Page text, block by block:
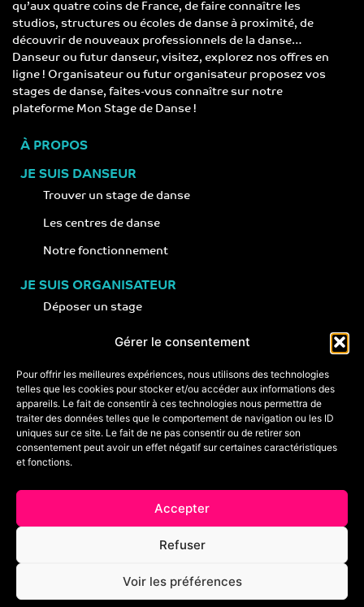
Gérer le consentement
Pour offrir les meilleures expériences, nous utilisons des technologies
telles que les cookies pour stocker et/ou accéder aux informations des
appareils. Le fait de consentir à ces technologies nous permettra de
traiter des données telles que le comportement de navigation ou les ID
uniques sur ce site. Le fait de ne pas consentir ou de retirer son
consentement peut avoir un effet négatif sur certaines caractéristiques
et fonctions.
Accepter
Refuser
Voir les préférences
qu’aux quatre coins de France, de faire connaître les
studios, structures ou écoles de danse à proximité, de
découvrir de nouveaux professionnels de la danse…
Danseur ou futur danseur, visitez, explorez nos offres en
ligne ! Organisateur ou futur organisateur proposez vos
stages de danse, faites-vous connaître sur notre
plateforme Mon Stage de Danse !
À PROPOS
JE SUIS DANSEUR
Trouver un stage de danse
Les centres de danse
Notre fonctionnement
JE SUIS ORGANISATEUR
Déposer un stage
Notre concept
CONTACT
+33 (0)6 74 89 64 59
monstagededanse@gmail.com
Crédits & mentions légales
Politique de cookies